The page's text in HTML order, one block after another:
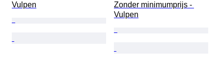
Vulpen
Zonder minimumprijs -
Vulpen